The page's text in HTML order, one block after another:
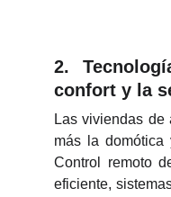
2.
confort y la
Las viviendas
más la domótica
Control remoto
eficiente,